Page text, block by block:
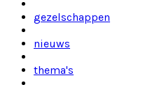
gezelschappen
nieuws
thema's